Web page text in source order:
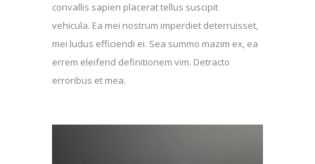
convallis sapien placerat tellus suscipit
vehicula. Ea mei nostrum imperdiet deterruisset,
mei ludus efficiendi ei. Sea summo mazim ex, ea
errem eleifend definitionem vim. Detracto
erroribus et mea.